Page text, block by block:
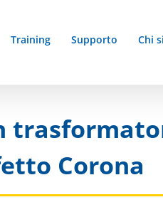
Training Supporto Chi
Corona